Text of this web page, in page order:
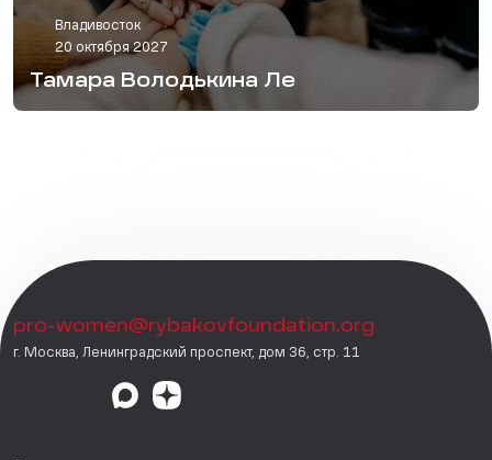
Владивосток
20 октября 2027
Тамара Володькина Ле
pro-women@rybakovfoundation.org
г. Москва, Ленинградский проспект, дом 36, стр. 11